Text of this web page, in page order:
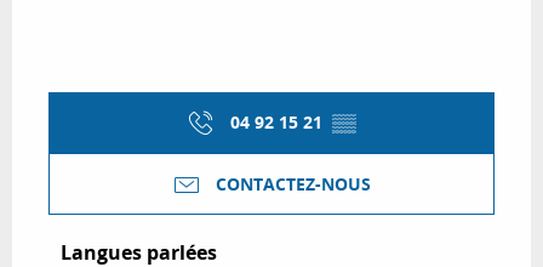
04 92 15 21 ▒▒
CONTACTEZ-NOUS
Langues parlées
Langues parlées